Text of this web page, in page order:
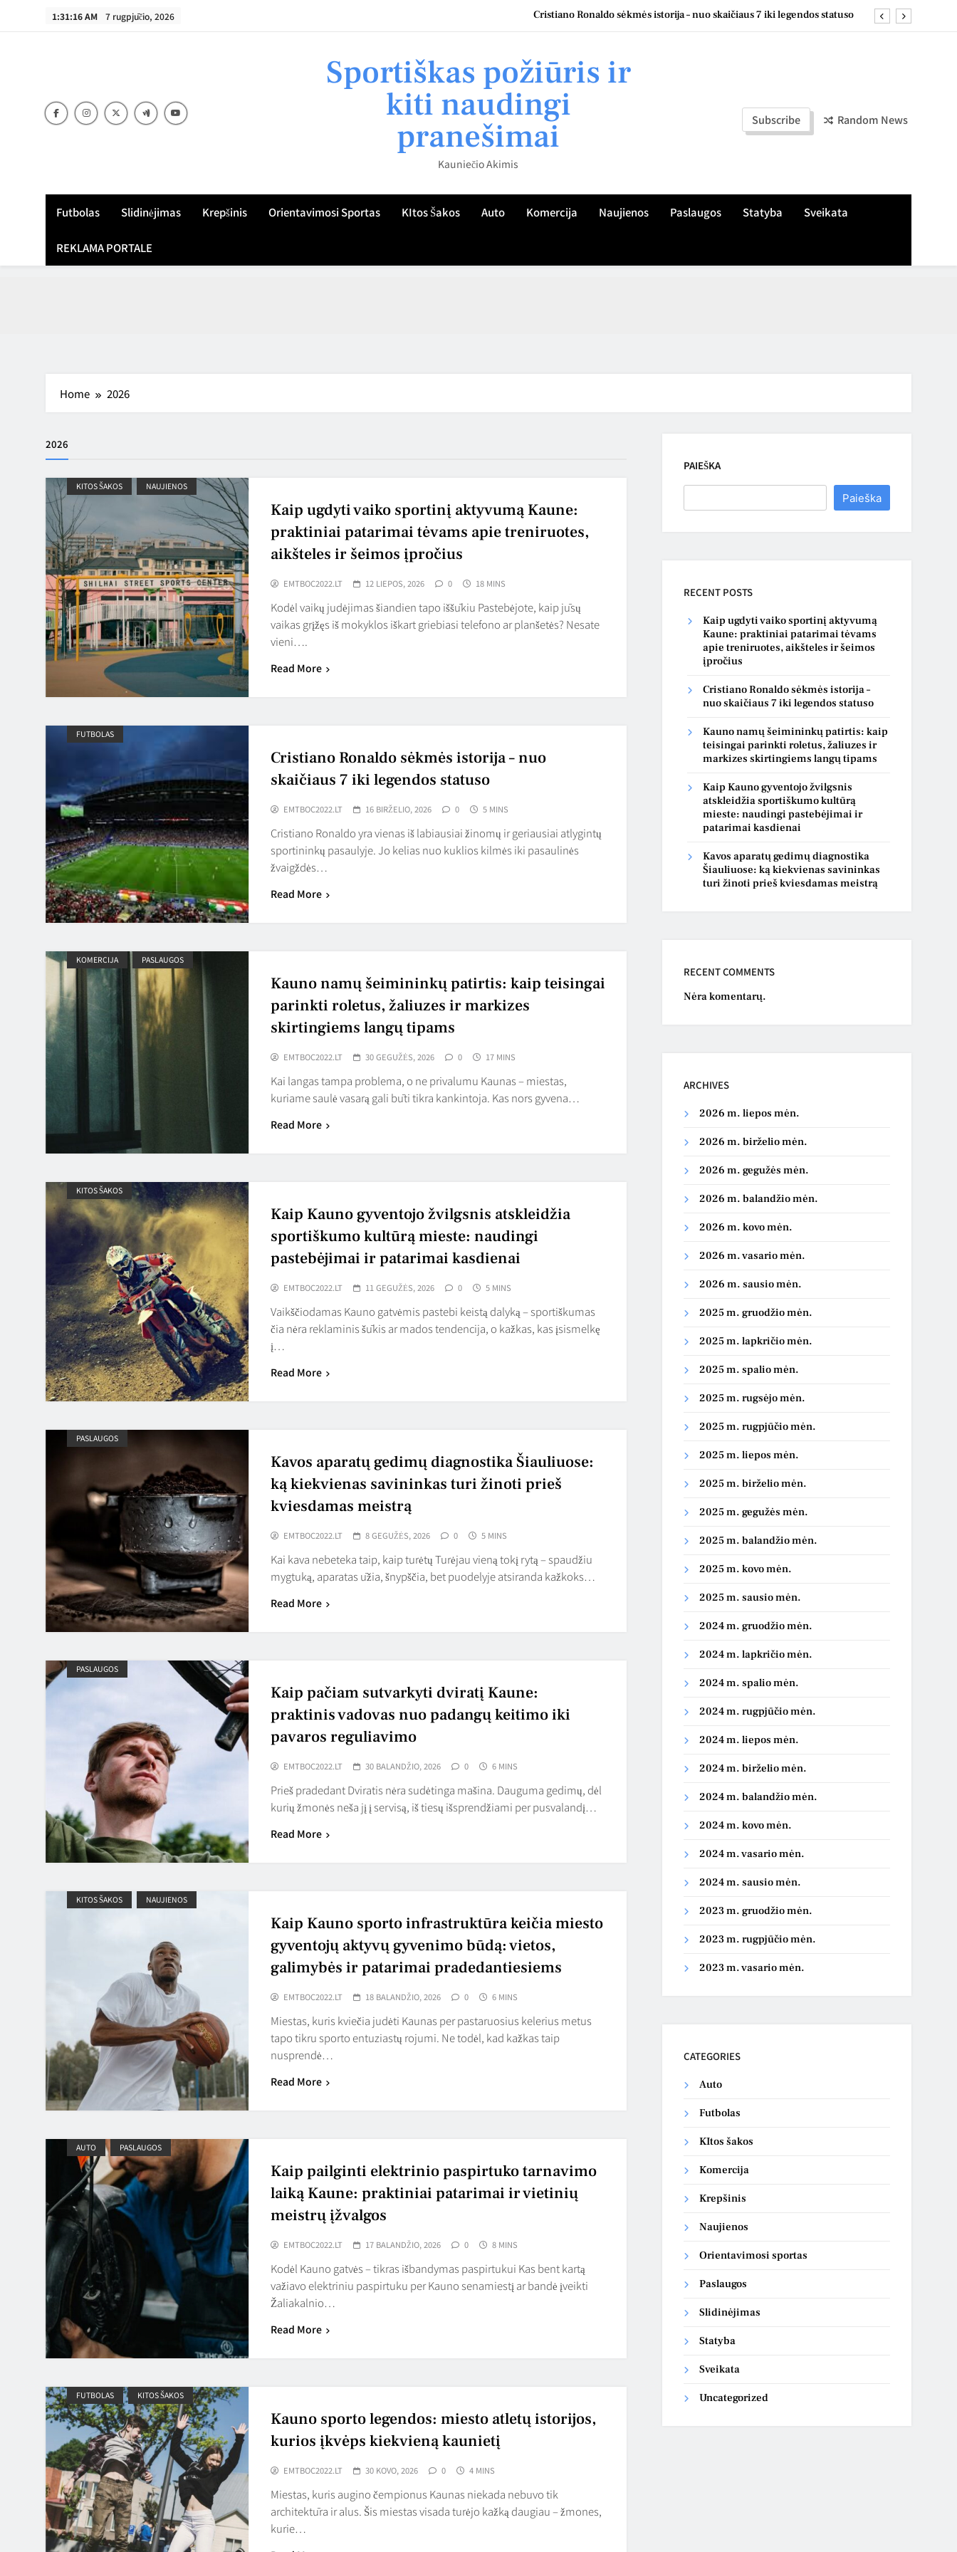
1:31:17 AM 7 rugpjūčio, 2026 Cristiano Ronaldo sėkmės istorija – nuo skaičiaus 7 iki legendos statuso
Kaip Kauno gyventojo žvilgsnis atskleidžia sportiškumo kultūrą mieste: naudingi pastebėjimai ir patarimai kasdienai
Kaip ugdyti vaiko sportinį aktyvumą Kaune: praktiniai patarimai tėvams apie treniruotes, aikšteles ir šeimos įpročius
Cristiano Ronaldo sėkmės istorija – nuo skaičiaus 7 iki legendos statuso
Kauno namų šeimininkų patirtis: kaip teisingai parinkti roletus, žaliuzes ir markizes skirtingiems langų tipams
Kaip Kauno gyventojo žvilgsnis atskleidžia sportiškumo kultūrą mieste: naudingi pastebėjimai ir patarimai kasdienai
Sportiškas požiūris ir
kiti naudingi
pranešimai
Kauniečio Akimis
Subscribe Random News
Futbolas Slidinėjimas Krepšinis Orientavimosi Sportas KItos Šakos Auto Komercija Naujienos Paslaugos Statyba Sveikata
REKLAMA PORTALE
Home 2026
2026
KITOS ŠAKOS NAUJIENOS
Kaip ugdyti vaiko sportinį aktyvumą Kaune:
praktiniai patarimai tėvams apie treniruotes,
aikšteles ir šeimos įpročius
EMTBOC2022.LT 12 LIEPOS, 2026 0 18 MINS
Kodėl vaikų judėjimas šiandien tapo iššūkiu Pastebėjote, kaip jūsų
vaikas grįžęs iš mokyklos iškart griebiasi telefono ar planšetės? Nesate
vieni….
Read More
FUTBOLAS
Cristiano Ronaldo sėkmės istorija – nuo
skaičiaus 7 iki legendos statuso
EMTBOC2022.LT 16 BIRŽELIO, 2026 0 5 MINS
Cristiano Ronaldo yra vienas iš labiausiai žinomų ir geriausiai atlygintų
sportininkų pasaulyje. Jo kelias nuo kuklios kilmės iki pasaulinės
žvaigždės…
Read More
KOMERCIJA PASLAUGOS
Kauno namų šeimininkų patirtis: kaip teisingai
parinkti roletus, žaliuzes ir markizes
skirtingiems langų tipams
EMTBOC2022.LT 30 GEGUŽĖS, 2026 0 17 MINS
Kai langas tampa problema, o ne privalumu Kaunas – miestas,
kuriame saulė vasarą gali būti tikra kankintoja. Kas nors gyvena…
Read More
KITOS ŠAKOS
Kaip Kauno gyventojo žvilgsnis atskleidžia
sportiškumo kultūrą mieste: naudingi
pastebėjimai ir patarimai kasdienai
EMTBOC2022.LT 11 GEGUŽĖS, 2026 0 5 MINS
Vaikščiodamas Kauno gatvėmis pastebi keistą dalyką – sportiškumas
čia nėra reklaminis šūkis ar mados tendencija, o kažkas, kas įsismelkę
į…
Read More
PASLAUGOS
Kavos aparatų gedimų diagnostika Šiauliuose:
ką kiekvienas savininkas turi žinoti prieš
kviesdamas meistrą
EMTBOC2022.LT 8 GEGUŽĖS, 2026 0 5 MINS
Kai kava nebeteka taip, kaip turėtų Turėjau vieną tokį rytą – spaudžiu
mygtuką, aparatas ūžia, šnypščia, bet puodelyje atsiranda kažkoks…
Read More
PASLAUGOS
Kaip pačiam sutvarkyti dviratį Kaune:
praktinis vadovas nuo padangų keitimo iki
pavaros reguliavimo
EMTBOC2022.LT 30 BALANDŽIO, 2026 0 6 MINS
Prieš pradedant Dviratis nėra sudėtinga mašina. Dauguma gedimų, dėl
kurių žmonės neša jį į servisą, iš tiesų išsprendžiami per pusvalandį…
Read More
KITOS ŠAKOS NAUJIENOS
Kaip Kauno sporto infrastruktūra keičia miesto
gyventojų aktyvų gyvenimo būdą: vietos,
galimybės ir patarimai pradedantiesiems
EMTBOC2022.LT 18 BALANDŽIO, 2026 0 6 MINS
Miestas, kuris kviečia judėti Kaunas per pastaruosius kelerius metus
tapo tikru sporto entuziastų rojumi. Ne todėl, kad kažkas taip
nusprendė…
Read More
AUTO PASLAUGOS
Kaip pailginti elektrinio paspirtuko tarnavimo
laiką Kaune: praktiniai patarimai ir vietinių
meistrų įžvalgos
EMTBOC2022.LT 17 BALANDŽIO, 2026 0 8 MINS
Kodėl Kauno gatvės – tikras išbandymas paspirtukui Kas bent kartą
važiavo elektriniu paspirtuku per Kauno senamiestį ar bandė įveikti
Žaliakalnio…
Read More
FUTBOLAS KITOS ŠAKOS
Kauno sporto legendos: miesto atletų istorijos,
kurios įkvėps kiekvieną kaunietį
EMTBOC2022.LT 30 KOVO, 2026 0 4 MINS
Miestas, kuris augino čempionus Kaunas niekada nebuvo tik
architektūra ir alus. Šis miestas visada turėjo kažką daugiau – žmones,
kurie…
PAIEŠKA
Paieška
RECENT POSTS
Kaip ugdyti vaiko sportinį aktyvumą
Kaune: praktiniai patarimai tėvams
apie treniruotes, aikšteles ir šeimos
įpročius
Cristiano Ronaldo sėkmės istorija –
nuo skaičiaus 7 iki legendos statuso
Kauno namų šeimininkų patirtis: kaip
teisingai parinkti roletus, žaliuzes ir
markizes skirtingiems langų tipams
Kaip Kauno gyventojo žvilgsnis
atskleidžia sportiškumo kultūrą
mieste: naudingi pastebėjimai ir
patarimai kasdienai
Kavos aparatų gedimų diagnostika
Šiauliuose: ką kiekvienas savininkas
turi žinoti prieš kviesdamas meistrą
RECENT COMMENTS
Nėra komentarų.
ARCHIVES
2026 m. liepos mėn.
2026 m. birželio mėn.
2026 m. gegužės mėn.
2026 m. balandžio mėn.
2026 m. kovo mėn.
2026 m. vasario mėn.
2026 m. sausio mėn.
2025 m. gruodžio mėn.
2025 m. lapkričio mėn.
2025 m. spalio mėn.
2025 m. rugsėjo mėn.
2025 m. rugpjūčio mėn.
2025 m. liepos mėn.
2025 m. birželio mėn.
2025 m. gegužės mėn.
2025 m. balandžio mėn.
2025 m. kovo mėn.
2025 m. sausio mėn.
2024 m. gruodžio mėn.
2024 m. lapkričio mėn.
2024 m. spalio mėn.
2024 m. rugpjūčio mėn.
2024 m. liepos mėn.
2024 m. birželio mėn.
2024 m. balandžio mėn.
2024 m. kovo mėn.
2024 m. vasario mėn.
2024 m. sausio mėn.
2023 m. gruodžio mėn.
2023 m. rugpjūčio mėn.
2023 m. vasario mėn.
CATEGORIES
Auto
Futbolas
KItos šakos
Komercija
Krepšinis
Naujienos
Orientavimosi sportas
Paslaugos
Slidinėjimas
Statyba
Sveikata
Uncategorized